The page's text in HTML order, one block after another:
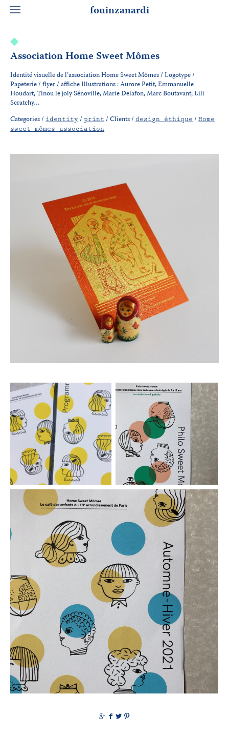
fouinzanardi
Association Home Sweet Mômes
Identité visuelle de l’association Home Sweet Mômes / Logotype /
Papeterie / flyer / affiche Illustrations : Aurore Petit, Emmanuelle
Houdart, Tinou le joly Sénoville, Marie Delafon, Marc Boutavant, Lili
Scratchy…
Categories /identity/print/Clients /design éthique/Home
sweet mômes association
g f t p